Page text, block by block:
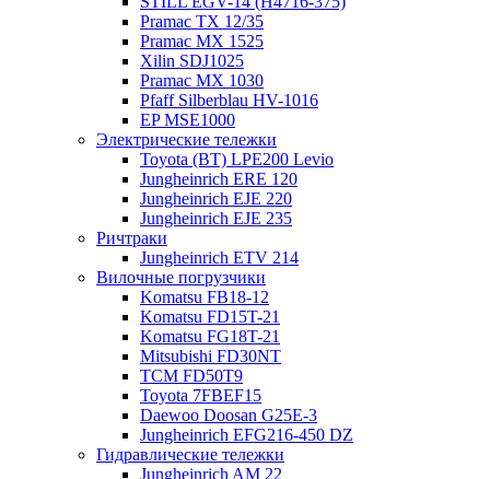
Pramac TX 12/35
Pramac MX 1525
Xilin SDJ1025
Pramac MX 1030
Pfaff Silberblau HV-1016
EP MSE1000
Электрические тележки
Toyota (BT) LPE200 Levio
Jungheinrich ERE 120
Jungheinrich EJE 220
Jungheinrich EJE 235
Ричтраки
Jungheinrich ETV 214
Вилочные погрузчики
Komatsu FB18-12
Komatsu FD15T-21
Komatsu FG18T-21
Mitsubishi FD30NT
TCM FD50T9
Toyota 7FBEF15
Daewoo Doosan G25E-3
Jungheinrich EFG216-450 DZ
Гидравлические тележки
Jungheinrich AM 22